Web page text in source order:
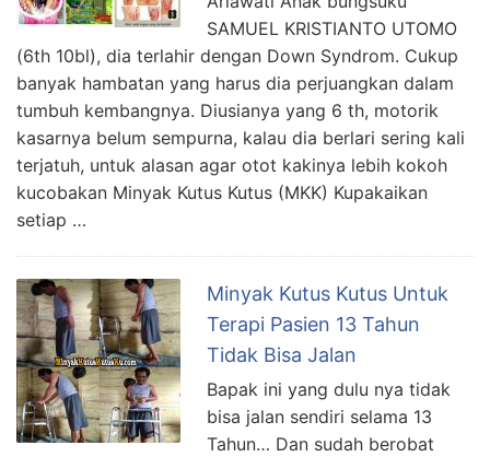
SAMUEL KRISTIANTO UTOMO
(6th 10bl), dia terlahir dengan Down Syndrom. Cukup
banyak hambatan yang harus dia perjuangkan dalam
tumbuh kembangnya. Diusianya yang 6 th, motorik
kasarnya belum sempurna, kalau dia berlari sering kali
terjatuh, untuk alasan agar otot kakinya lebih kokoh
kucobakan Minyak Kutus Kutus (MKK) Kupakaikan
setiap …
Minyak Kutus Kutus Untuk
Terapi Pasien 13 Tahun
Tidak Bisa Jalan
Bapak ini yang dulu nya tidak
bisa jalan sendiri selama 13
Tahun… Dan sudah berobat